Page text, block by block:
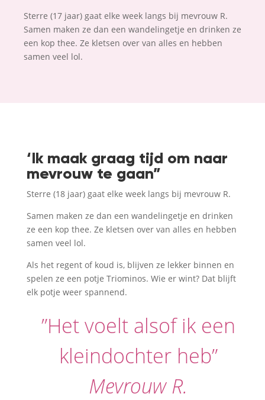
Sterre (17 jaar) gaat elke week langs bij mevrouw R.
Samen maken ze dan een wandelingetje en drinken ze
een kop thee. Ze kletsen over van alles en hebben
samen veel lol.
‘Ik maak graag tijd om naar
mevrouw te gaan”
Sterre (18 jaar) gaat elke week langs bij mevrouw R.
Samen maken ze dan een wandelingetje en drinken
ze een kop thee. Ze kletsen over van alles en hebben
samen veel lol.
Als het regent of koud is, blijven ze lekker binnen en
spelen ze een potje Triominos. Wie er wint? Dat blijft
elk potje weer spannend.
”Het voelt alsof ik een
kleindochter heb”
Mevrouw R.